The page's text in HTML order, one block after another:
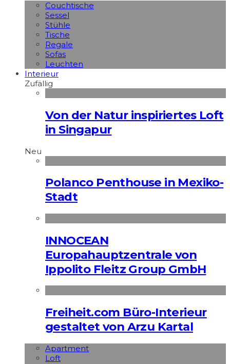
Couchtische
Sessel
Stühle
Tische
Regale
Sofas
Leuchten
Interieur
Zufällig
Von der Natur inspiriertes Loft
in Singapur
Neu
Polanco Penthouse in Mexiko-
Stadt
INNOCEAN
Europahauptzentrale von
Ippolito Fleitz Group GmbH
Freiheit.com Büro-Interieur
gestaltet von Arzu Kartal
Apart­ment
Loft